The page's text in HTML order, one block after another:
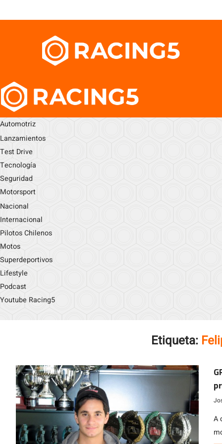
Automotriz
Lanzamientos
Test Drive
Tecnología
Seguridad
Motorsport
Nacional
Internacional
Pilotos Chilenos
Motos
Superdeportivos
Lifestyle
Podcast
Youtube Racing5
Etiqueta:
A